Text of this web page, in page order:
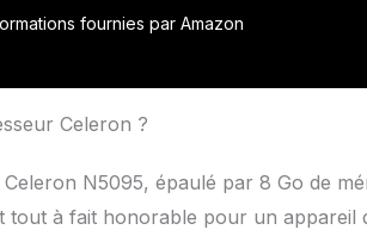
fournies par Amazon
Celeron ?
N5095, épaulé par 8 Go de
à fait honorable pour un appareil